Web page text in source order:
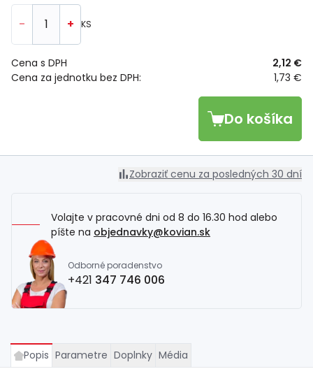
- + KS
Cena za jednotku bez DPH: 1,73 €
Cena s DPH 2,12 €
Do košíka
Zobraziť cenu za posledných 30 dní
Volajte v pracovné dni od 8 do 16.30 hod alebo
píšte na objednavky@kovian.sk
Odborné poradenstvo
+421 347 746 006
Popis Parametre Doplnky Média